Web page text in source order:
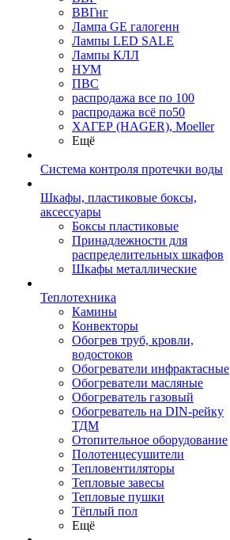
ВВГнг
Лампа GE галогенн
Лампы LED SALE
Лампы КЛЛ
НУМ
ПВС
распродажа все по 100
распродажа всё по50
ХАГЕР (HAGER), Moeller
Ещё
Система контроля протечки воды
Шкафы, пластиковые боксы,
аксессуары
Боксы пластиковые
Принадлежности для
распределительных шкафов
Шкафы металлические
Теплотехника
Камины
Конвекторы
Обогрев труб, кровли,
водостоков
Обогреватели инфрактасные
Обогреватели масляные
Обогреватель газовый
Обогреватель на DIN-рейку
ТДМ
Отопительное оборудование
Полотенцесушители
Тепловентиляторы
Тепловые завесы
Тепловые пушки
Тёплый пол
Ещё